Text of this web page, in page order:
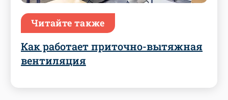
Читайте также
Как работает приточно-вытяжная
вентиляция